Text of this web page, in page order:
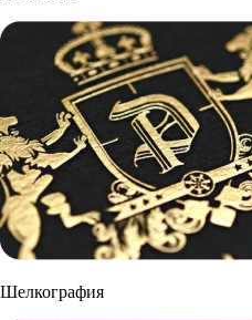
Шелкография